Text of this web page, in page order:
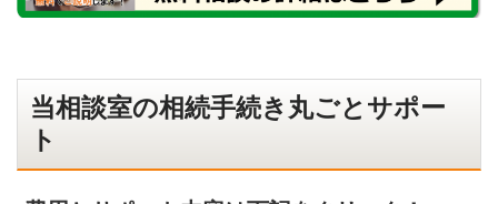
当相談室の相続手続き丸ごとサポー
ト